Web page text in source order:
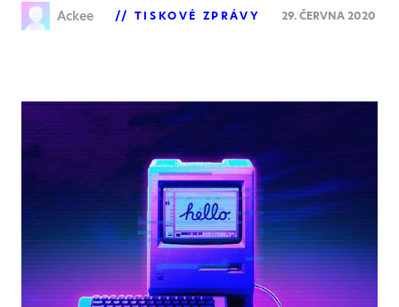
Ackee TISKOVÉ ZPRÁVY 29. ČERVNA 2020